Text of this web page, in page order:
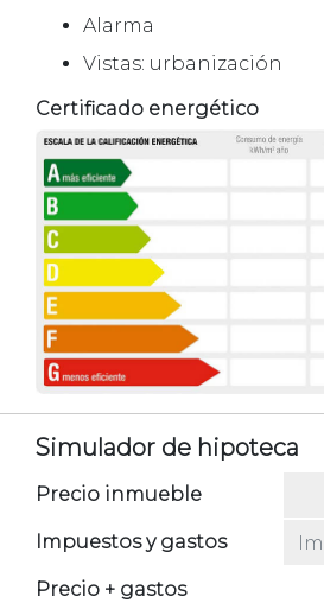
Alarma
Vistas: urbanización
Certificado energético
Simulador de hipoteca
Precio inmueble
Impuestos y gastos
Precio + gastos